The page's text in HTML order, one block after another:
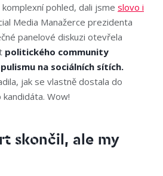
pohled, dali jsme slovo i
Media Manažerce prezidenta
panelové diskuzi otevřela
politického community
na sociálních sítích.
jak se vlastně dostala do
Wow!
skončil, ale my